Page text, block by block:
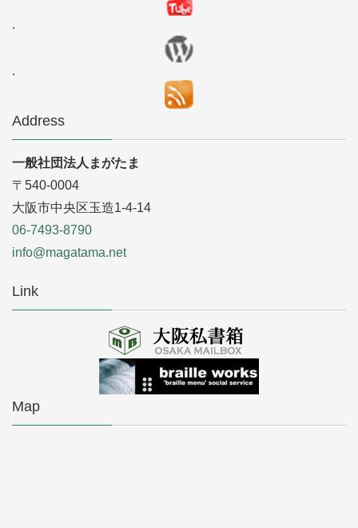
.
.
Address
一般社団法人まがたま
〒540-0004
大阪市中央区玉造1-4-14
06-7493-8790
info@magatama.net
Link
Map